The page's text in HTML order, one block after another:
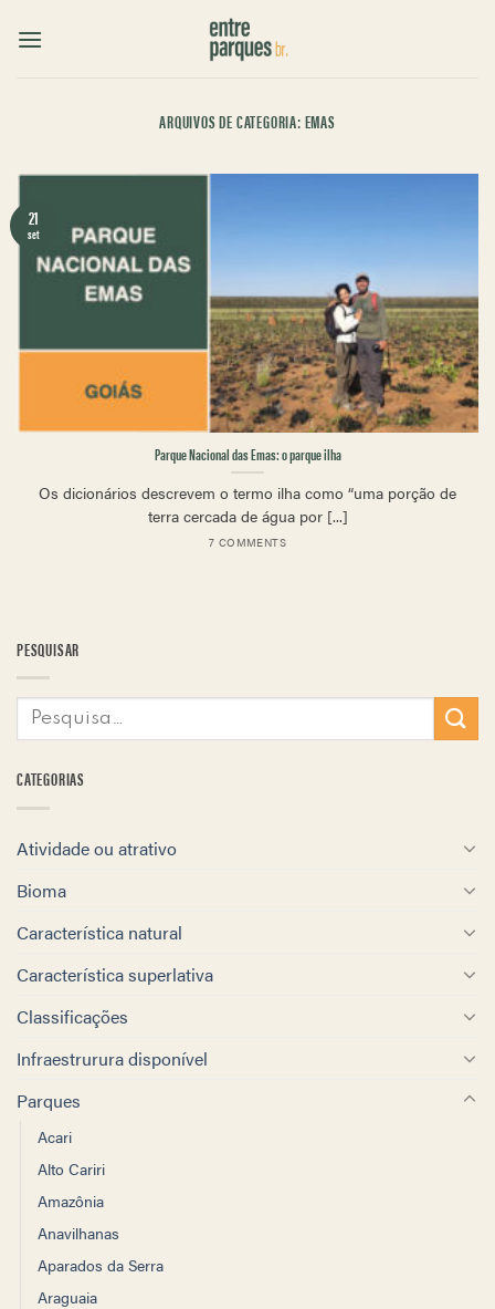
ARQUIVOS DE CATEGORIA:EMAS
PESQUISAR
CATEGORIAS
Atividade ou atrativo
Bioma
Característica natural
Característica superlativa
Classificações
Infraestrurura disponível
Parques
Acari
Alto Cariri
Amazônia
Anavilhanas
Aparados da Serra
Araguaia
Parque Nacional das Emas: o parque ilha
Os dicionários descrevem o termo ilha como “uma porção de
terra cercada de água por [...]
7 COMMENTS
21
set